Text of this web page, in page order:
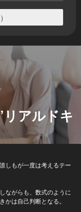
アルドキ
しもが一度は考えるテー
ながらも、数式のように
かは自己判断となる。